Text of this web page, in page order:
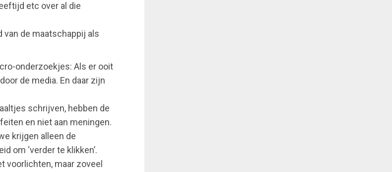
etc over al die
van de maatschappij als
onderzoekjes: Als er ooit
de media. En daar zijn
schrijven, hebben de
en niet aan meningen.
krijgen alleen de
om ‘verder te klikken’.
voorlichten, maar zoveel